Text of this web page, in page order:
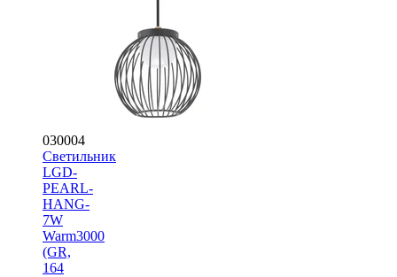
030004
Светильник
LGD-
PEARL-
HANG-
7W
Warm3000
(GR,
164